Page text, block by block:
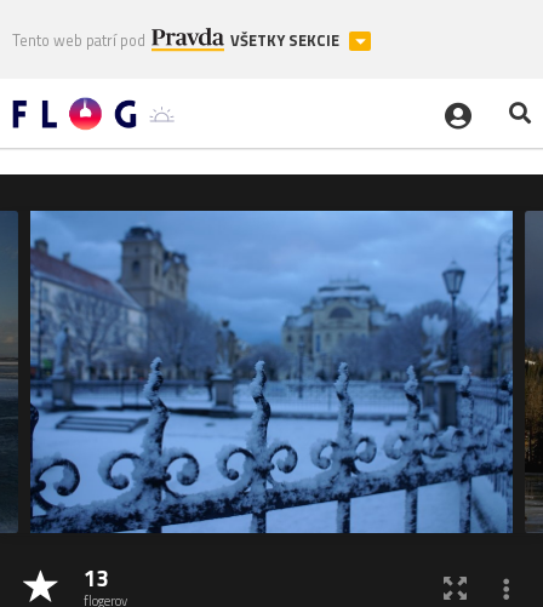
Tento web patrí pod VŠETKY SEKCIE
13
flogerov